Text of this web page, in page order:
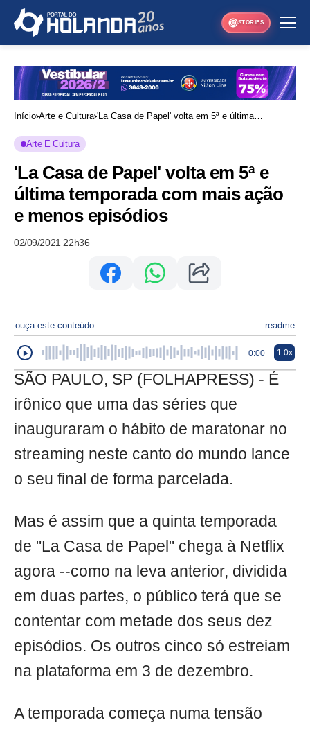
STORIES
Início Arte e Cultura 'La Casa de Papel' volta em 5ª e última
Arte E Cultura
'La Casa de Papel' volta em 5ª e
última temporada com mais ação
e menos episódios
02/09/2021 22h36
ouça este conteúdo readme
0:00 1.0x
SÃO PAULO, SP (FOLHAPRESS) - É
irônico que uma das séries que
inauguraram o hábito de maratonar no
streaming neste canto do mundo lance
o seu final de forma parcelada.
Mas é assim que a quinta temporada
de "La Casa de Papel" chega à Netflix
agora --como na leva anterior, dividida
em duas partes, o público terá que se
contentar com metade dos seus dez
episódios. Os outros cinco só estreiam
na plataforma em 3 de dezembro.
A temporada começa numa tensão